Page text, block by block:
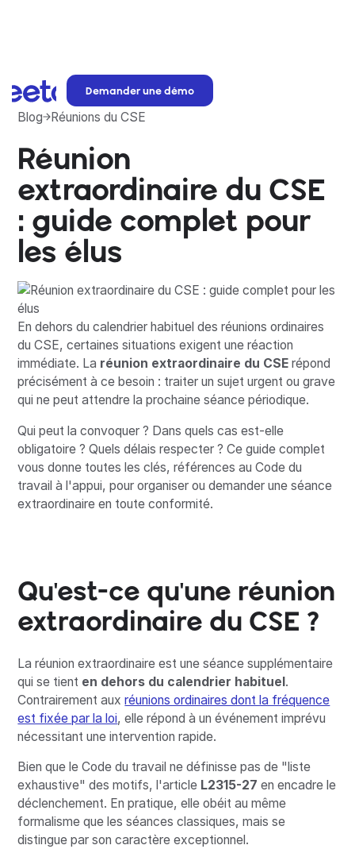
Demander une démo
Blog Réunions du CSE
Réunion
extraordinaire du CSE
: guide complet pour
les élus
En dehors du calendrier habituel des réunions ordinaires
du CSE, certaines situations exigent une réaction
immédiate. La réunion extraordinaire du CSE répond
précisément à ce besoin : traiter un sujet urgent ou grave
qui ne peut attendre la prochaine séance périodique.
Qui peut la convoquer ? Dans quels cas est-elle
obligatoire ? Quels délais respecter ? Ce guide complet
vous donne toutes les clés, références au Code du
travail à l'appui, pour organiser ou demander une séance
extraordinaire en toute conformité.
Qu'est-ce qu'une réunion
extraordinaire du CSE ?
La réunion extraordinaire est une séance supplémentaire
qui se tient en dehors du calendrier habituel.
Contrairement auxréunions ordinaires dont la fréquence
est fixée par la loi, elle répond à un événement imprévu
nécessitant une intervention rapide.
Bien que le Code du travail ne définisse pas de "liste
exhaustive" des motifs, l'article L2315-27 en encadre le
déclenchement. En pratique, elle obéit au même
formalisme que les séances classiques, mais se
distingue par son caractère exceptionnel.